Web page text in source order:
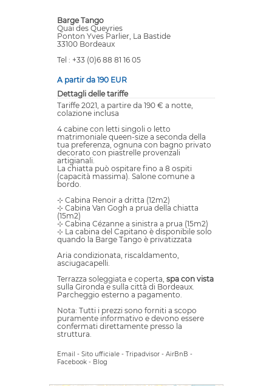
Barge Tango
Quai des Queyries
Ponton Yves Parlier, La Bastide
33100 Bordeaux
Tel : +33 (0)6 88 81 16 05
A partir da 190 EUR
Dettagli delle tariffe
Tariffe 2021, a partire da 190 € a notte,
colazione inclusa
4 cabine con letti singoli o letto
matrimoniale queen-size a seconda della
tua preferenza, ognuna con bagno privato
decorato con piastrelle provenzali
artigianali.
La chiatta può ospitare fino a 8 ospiti
(capacità massima). Salone comune a
bordo.
⊹ Cabina Renoir a dritta (12m2)
⊹ Cabina Van Gogh a prua della chiatta
(15m2)
⊹ Cabina Cézanne a sinistra a prua (15m2)
⊹ La cabina del Capitano è disponibile solo
quando la Barge Tango è privatizzata
Aria condizionata, riscaldamento,
asciugacapelli.
Terrazza soleggiata e coperta, spa con vista
sulla Gironda e sulla città di Bordeaux.
Parcheggio esterno a pagamento.
Nota: Tutti i prezzi sono forniti a scopo
puramente informativo e devono essere
confermati direttamente presso la
struttura.
Email - Sito ufficiale - Tripadvisor - AirBnB -
Facebook - Blog